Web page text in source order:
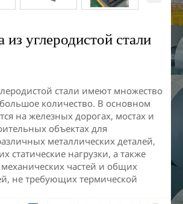
углеродистой стали
стали имеют множество
количество. В основном
на железных дорогах, мостах и
объектах для
металлических деталей,
нагрузки, а также
частей и общих
не требующих термической